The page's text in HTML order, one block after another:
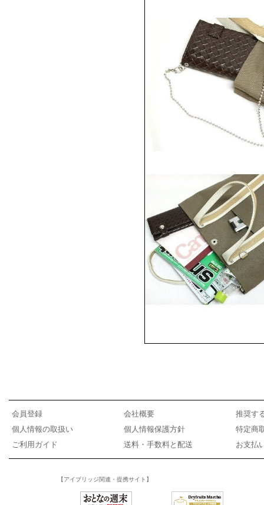
会員登録 会社概要
推奨す
個人情報の取扱い
個人情報保護方針
特定商
ご利用ガイド
送料・手数料と配送 お支払
【アイブリッジ関連・提携サイト】